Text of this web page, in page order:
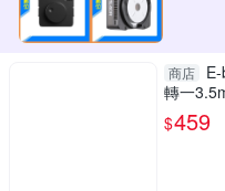
商店
轉一
$459